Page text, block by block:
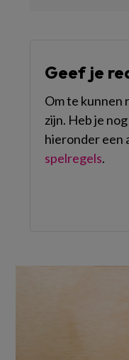
Geef je
Om te kunnen
zijn. Heb je
hieronder een
spelregels.